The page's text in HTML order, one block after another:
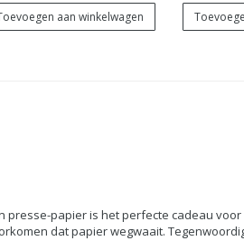
aan winkelwagen
presse-papieris het perfecte cadeau voor
dat papier wegwaait.